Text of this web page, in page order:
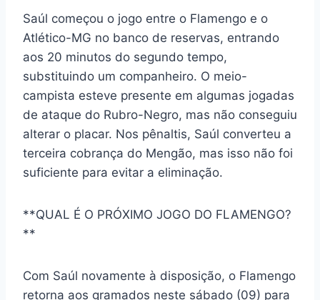
Saúl começou o jogo entre o Flamengo e o
Atlético-MG no banco de reservas, entrando
aos 20 minutos do segundo tempo,
substituindo um companheiro. O meio-
campista esteve presente em algumas jogadas
de ataque do Rubro-Negro, mas não conseguiu
alterar o placar. Nos pênaltis, Saúl converteu a
terceira cobrança do Mengão, mas isso não foi
suficiente para evitar a eliminação.
**QUAL É O PRÓXIMO JOGO DO FLAMENGO?
**
Com Saúl novamente à disposição, o Flamengo
retorna aos gramados neste sábado (09) para